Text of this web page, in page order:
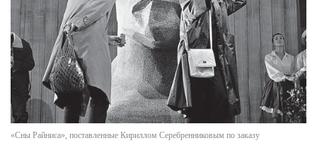
«Сны Райниса», поставленные Кириллом Серебренниковым по заказу